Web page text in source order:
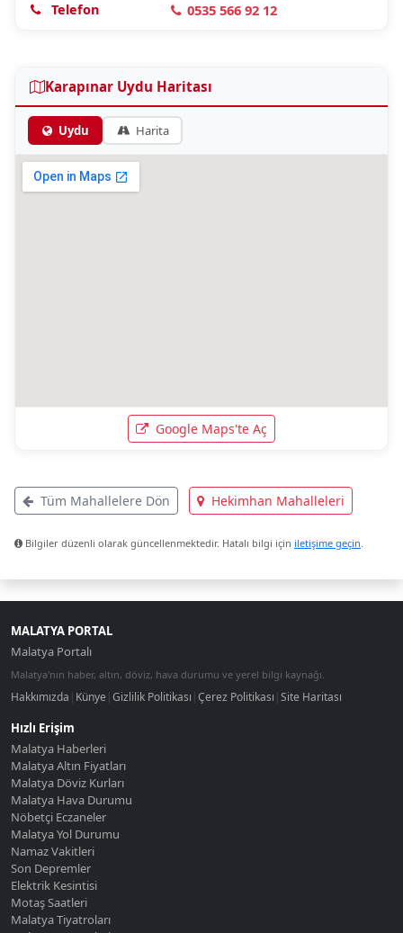
Telefon 0535 566 92 12
Karapınar Uydu Haritası
Uydu Harita
Google Maps'te Aç
Tüm Mahallelere Dön Hekimhan Mahalleleri
Bilgiler düzenli olarak güncellenmektedir. Hatalı bilgi için iletişime geçin.
MALATYA PORTAL
Malatya Portalı
Malatya'nın haber, altın, döviz, hava durumu ve yerel bilgi kaynağı.
Hakkımızda | Künye |Gizlilik Politikası |Çerez Politikası |Site Haritası
Hızlı Erişim
Malatya Haberleri
Malatya Altın Fiyatları
Malatya Döviz Kurları
Malatya Hava Durumu
Nöbetçi Eczaneler
Malatya Yol Durumu
Namaz Vakitleri
Son Depremler
Elektrik Kesintisi
Motaş Saatleri
Malatya Tiyatroları